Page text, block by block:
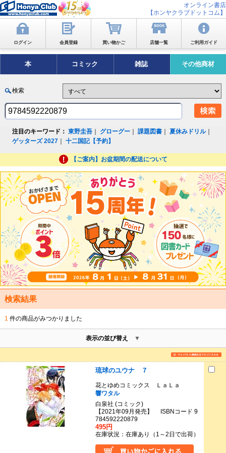
オンライン書店
【ホンヤクラブドットコム】
ログイン 会員登録 買い物かご 店舗一覧 ご利用ガイド
本 コミック 雑誌 その他商材
検索
注目のキーワード： 東野圭吾 グローグー ｜課題図書 ｜夏休みドリル｜
ゲッターズ 2027 ｜十二国記【予約】
【ご案内】お盆期間の配送について
検索結果
1 件の商品がみつかりました
表示の並び替え
琉球のユウナ ７
花とゆめコミックス ＬａＬａ
響ワタル
白泉社 (コミック)
【2021年09月発売】 ISBNコード 9
784592220879
495円
在庫状況：在庫あり（1～2日で出荷）